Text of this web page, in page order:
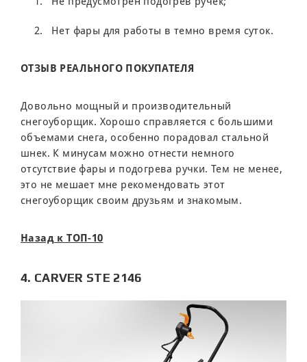
Нет фары для работы в темно время суток.
ОТЗЫВ РЕАЛЬНОГО ПОКУПАТЕЛЯ
Довольно мощный и производительный
снегоуборщик. Хорошо справляется с большими
объемами снега, особенно порадовал стальной
шнек. К минусам можно отнести немного
отсутствие фары и подогрева ручки. Тем не менее,
это не мешает мне рекомендовать этот
снегоуборщик своим друзьям и знакомым.
Назад к ТОП-10
4. CARVER STE 2146